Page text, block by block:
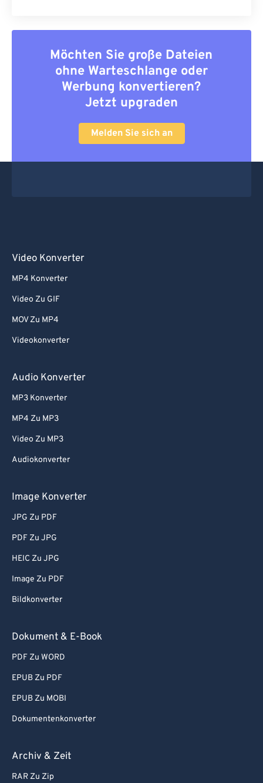
Möchten Sie große Dateien
ohne Warteschlange oder
Werbung konvertieren?
Jetzt upgraden
Melden Sie sich an
Video Konverter
MP4 Konverter
Video Zu GIF
MOV Zu MP4
Videokonverter
Audio Konverter
MP3 Konverter
MP4 Zu MP3
Video Zu MP3
Audiokonverter
Image Konverter
JPG Zu PDF
PDF Zu JPG
HEIC Zu JPG
Image Zu PDF
Bildkonverter
Dokument & E-Book
PDF Zu WORD
EPUB Zu PDF
EPUB Zu MOBI
Dokumentenkonverter
Archiv & Zeit
RAR Zu Zip